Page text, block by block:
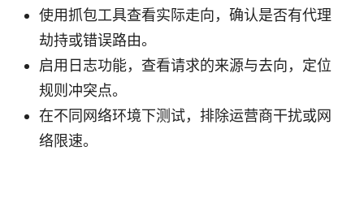
使用抓包工具查看实际走向，确认是否有代理
劫持或错误路由。
启用日志功能，查看请求的来源与去向，定位
规则冲突点。
在不同网络环境下测试，排除运营商干扰或网
络限速。